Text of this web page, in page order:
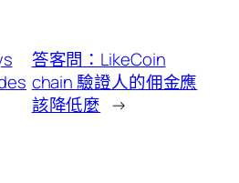
答客問：LikeCoin
chain 驗證人的佣金應
該降低麼 →